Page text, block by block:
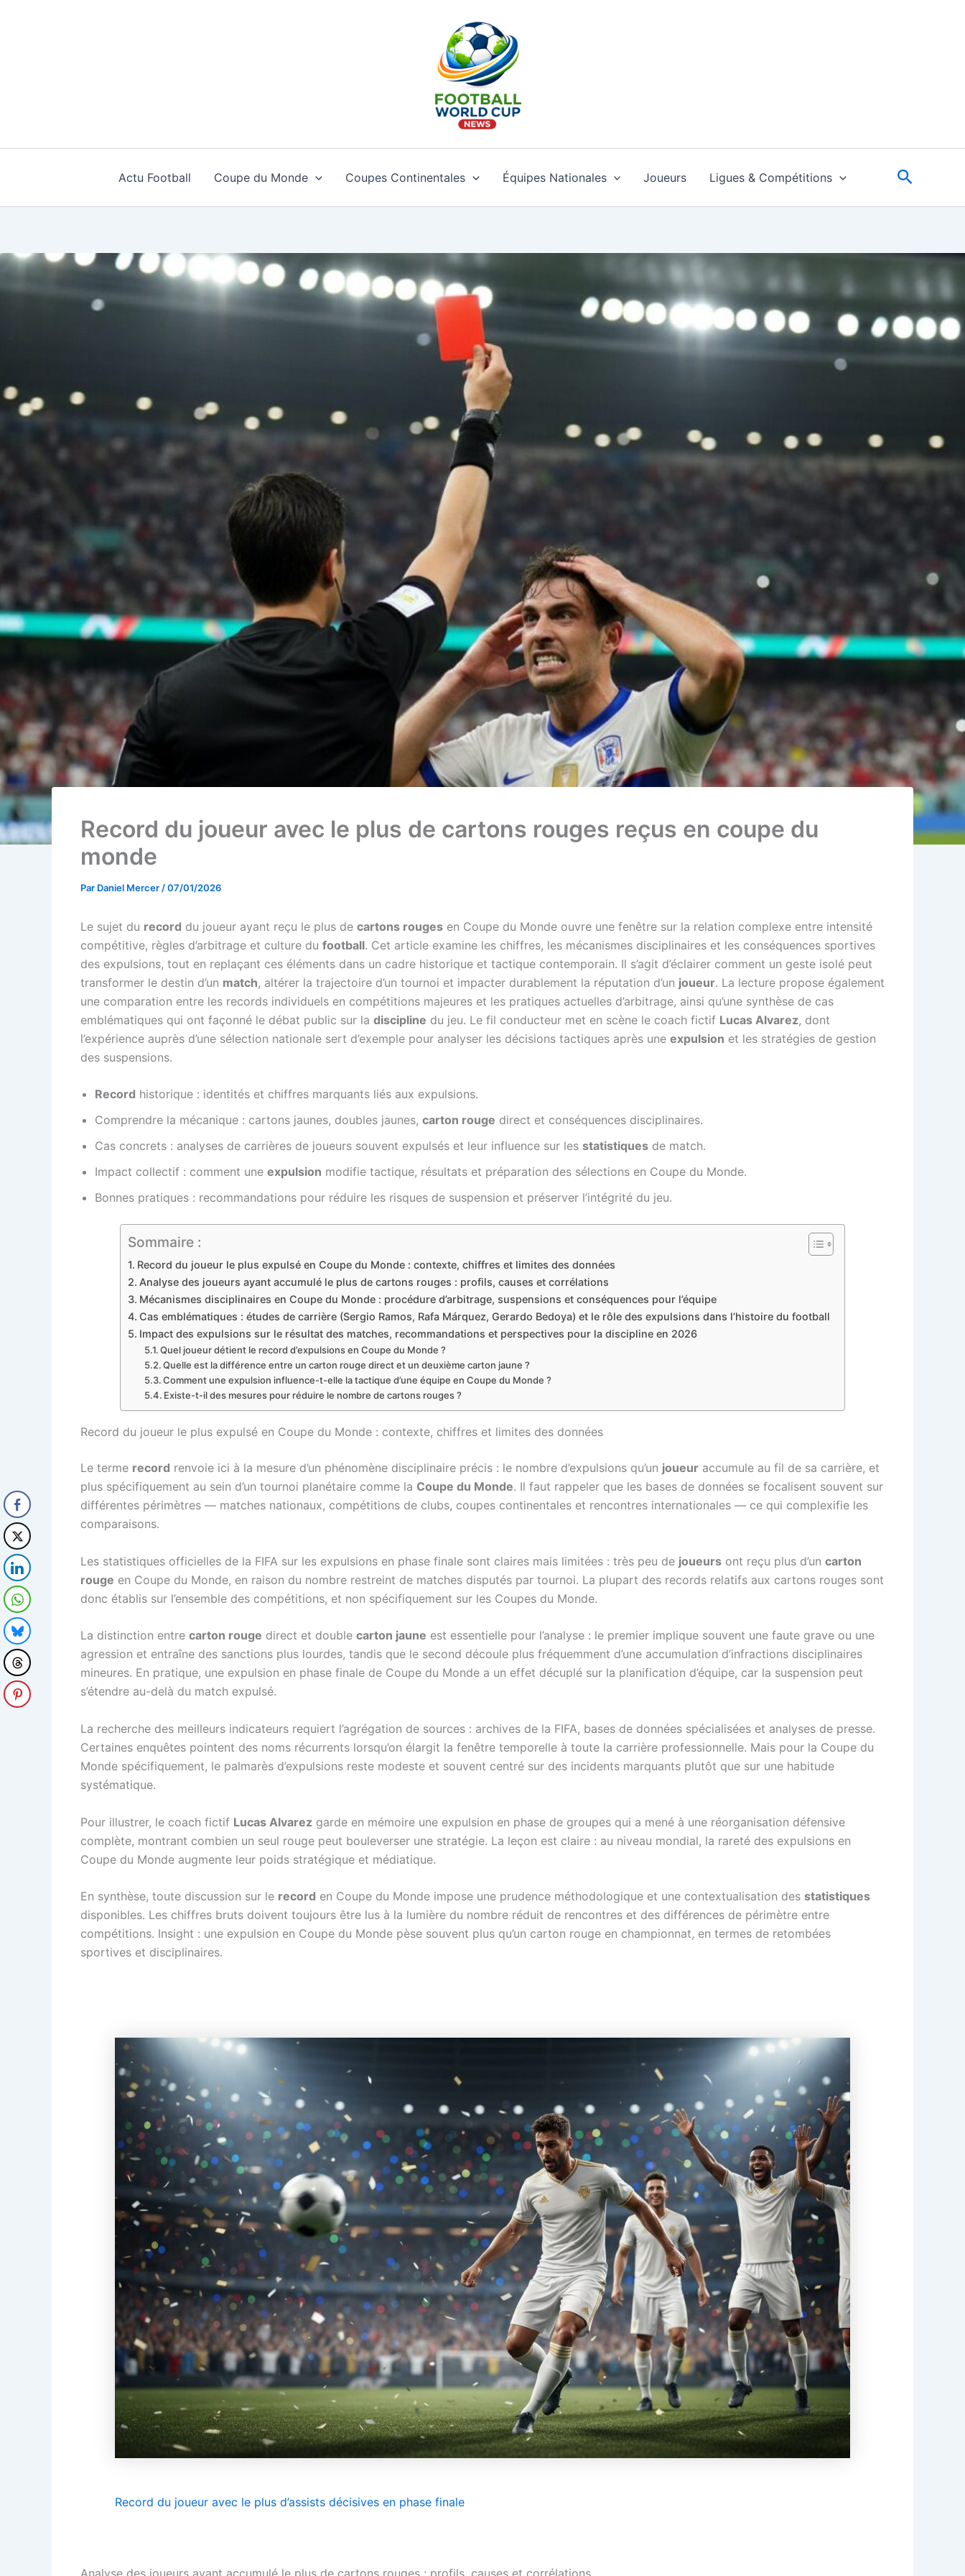
Actu Football Coupe du Monde Coupes Continentales Équipes Nationales Joueurs Ligues & Compétitions
Record du joueur avec le plus de cartons rouges reçus en coupe du
monde
Par Daniel Mercer /07/01/2026
Le sujet du record du joueur ayant reçu le plus de cartons rouges en Coupe du Monde ouvre une fenêtre sur la relation complexe entre intensité
compétitive, règles d’arbitrage et culture du football. Cet article examine les chiffres, les mécanismes disciplinaires et les conséquences sportives
des expulsions, tout en replaçant ces éléments dans un cadre historique et tactique contemporain. Il s’agit d’éclairer comment un geste isolé peut
transformer le destin d’un match, altérer la trajectoire d’un tournoi et impacter durablement la réputation d’un joueur. La lecture propose également
une comparation entre les records individuels en compétitions majeures et les pratiques actuelles d’arbitrage, ainsi qu’une synthèse de cas
emblématiques qui ont façonné le débat public sur la discipline du jeu. Le fil conducteur met en scène le coach fictif Lucas Alvarez, dont
l’expérience auprès d’une sélection nationale sert d’exemple pour analyser les décisions tactiques après une expulsion et les stratégies de gestion
des suspensions.
Record historique : identités et chiffres marquants liés aux expulsions.
Comprendre la mécanique : cartons jaunes, doubles jaunes, carton rouge direct et conséquences disciplinaires.
Cas concrets : analyses de carrières de joueurs souvent expulsés et leur influence sur les statistiques de match.
Impact collectif : comment une expulsion modifie tactique, résultats et préparation des sélections en Coupe du Monde.
Bonnes pratiques : recommandations pour réduire les risques de suspension et préserver l’intégrité du jeu.
Sommaire :
Record du joueur le plus expulsé en Coupe du Monde : contexte, chiffres et limites des données
Analyse des joueurs ayant accumulé le plus de cartons rouges : profils, causes et corrélations
Mécanismes disciplinaires en Coupe du Monde : procédure d’arbitrage, suspensions et conséquences pour l’équipe
Cas emblématiques : études de carrière (Sergio Ramos, Rafa Márquez, Gerardo Bedoya) et le rôle des expulsions dans l’histoire du football
Impact des expulsions sur le résultat des matches, recommandations et perspectives pour la discipline en 2026
Quel joueur détient le record d’expulsions en Coupe du Monde ?
Quelle est la différence entre un carton rouge direct et un deuxième carton jaune ?
Comment une expulsion influence-t-elle la tactique d’une équipe en Coupe du Monde ?
Existe-t-il des mesures pour réduire le nombre de cartons rouges ?
Record du joueur le plus expulsé en Coupe du Monde : contexte, chiffres et limites des données
Le terme record renvoie ici à la mesure d’un phénomène disciplinaire précis : le nombre d’expulsions qu’un joueur accumule au fil de sa carrière, et
plus spécifiquement au sein d’un tournoi planétaire comme la Coupe du Monde. Il faut rappeler que les bases de données se focalisent souvent sur
différentes périmètres — matches nationaux, compétitions de clubs, coupes continentales et rencontres internationales — ce qui complexifie les
comparaisons.
Les statistiques officielles de la FIFA sur les expulsions en phase finale sont claires mais limitées : très peu de joueurs ont reçu plus d’un carton
rouge en Coupe du Monde, en raison du nombre restreint de matches disputés par tournoi. La plupart des records relatifs aux cartons rouges sont
donc établis sur l’ensemble des compétitions, et non spécifiquement sur les Coupes du Monde.
La distinction entre carton rouge direct et double carton jaune est essentielle pour l’analyse : le premier implique souvent une faute grave ou une
agression et entraîne des sanctions plus lourdes, tandis que le second découle plus fréquemment d’une accumulation d’infractions disciplinaires
mineures. En pratique, une expulsion en phase finale de Coupe du Monde a un effet décuplé sur la planification d’équipe, car la suspension peut
s’étendre au-delà du match expulsé.
La recherche des meilleurs indicateurs requiert l’agrégation de sources : archives de la FIFA, bases de données spécialisées et analyses de presse.
Certaines enquêtes pointent des noms récurrents lorsqu’on élargit la fenêtre temporelle à toute la carrière professionnelle. Mais pour la Coupe du
Monde spécifiquement, le palmarès d’expulsions reste modeste et souvent centré sur des incidents marquants plutôt que sur une habitude
systématique.
Pour illustrer, le coach fictif Lucas Alvarez garde en mémoire une expulsion en phase de groupes qui a mené à une réorganisation défensive
complète, montrant combien un seul rouge peut bouleverser une stratégie. La leçon est claire : au niveau mondial, la rareté des expulsions en
Coupe du Monde augmente leur poids stratégique et médiatique.
En synthèse, toute discussion sur le record en Coupe du Monde impose une prudence méthodologique et une contextualisation des statistiques
disponibles. Les chiffres bruts doivent toujours être lus à la lumière du nombre réduit de rencontres et des différences de périmètre entre
compétitions. Insight : une expulsion en Coupe du Monde pèse souvent plus qu’un carton rouge en championnat, en termes de retombées
sportives et disciplinaires.
Record du joueur avec le plus d’assists décisives en phase finale